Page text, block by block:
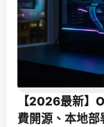
【2026最新】
費開源、本地部